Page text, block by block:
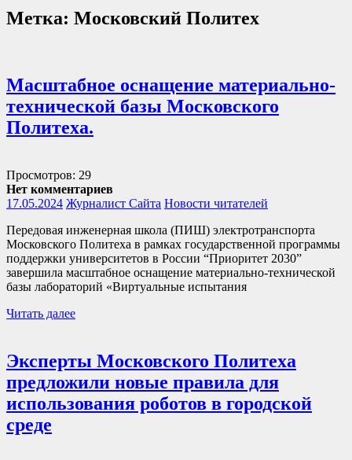
Метка: Московский Политех
Масштабное оснащение материально-
технической базы Московского
Политеха.
Просмотров: 29
Нет комментариев
17.05.2024 Журналист Сайта Новости читателей
Передовая инженерная школа (ПИШ) электротранспорта
Московского Политеха в рамках государственной программы
поддержки университетов в России “Приоритет 2030”
завершила масштабное оснащение материально-технической
базы лабораторий «‎Виртуальные испытания
Читать далее
Эксперты Московского Политеха
предложили новые правила для
использования роботов в городской
среде